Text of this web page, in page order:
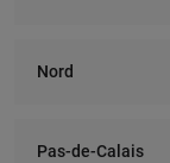
Nord
Pas-de-Calais